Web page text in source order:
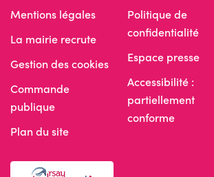
Mentions légales
La mairie recrute
Gestion des cookies
Commande
publique
Plan du site
Politique de
confidentialité
Espace presse
Accessibilité :
partiellement
conforme